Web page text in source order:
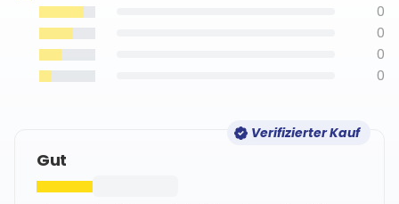
0
0
0
0
Verifizierter Kauf
Gut